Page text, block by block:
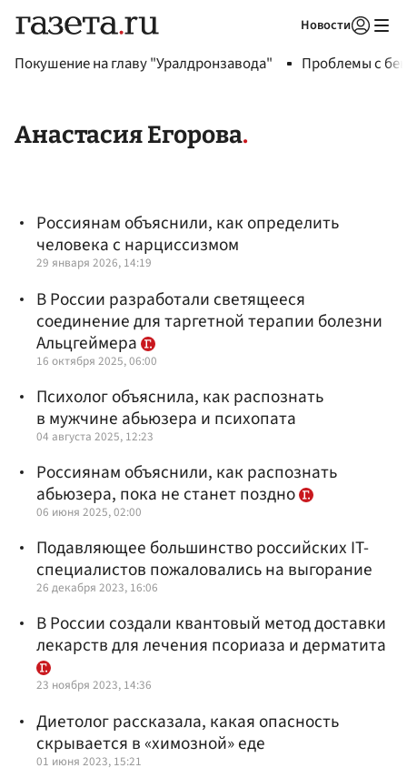
Новости
Покушение на главу "Уралдронзавода" Проблемы с
Анастасия Егорова
Россиянам объяснили, как определить
человека с нарциссизмом
29 января 2026, 14:19
В России разработали светящееся
соединение для таргетной терапии болезни
Альцгеймера
16 октября 2025, 06:00
Психолог объяснила, как распознать
в мужчине абьюзера и психопата
04 августа 2025, 12:23
Россиянам объяснили, как распознать
абьюзера, пока не станет поздно
06 июня 2025, 02:00
Подавляющее большинство российских IT-
специалистов пожаловались на выгорание
26 декабря 2023, 16:06
В России создали квантовый метод доставки
лекарств для лечения псориаза и дерматита
23 ноября 2023, 14:36
Диетолог рассказала, какая опасность
скрывается в «химозной» еде
01 июня 2023, 15:21